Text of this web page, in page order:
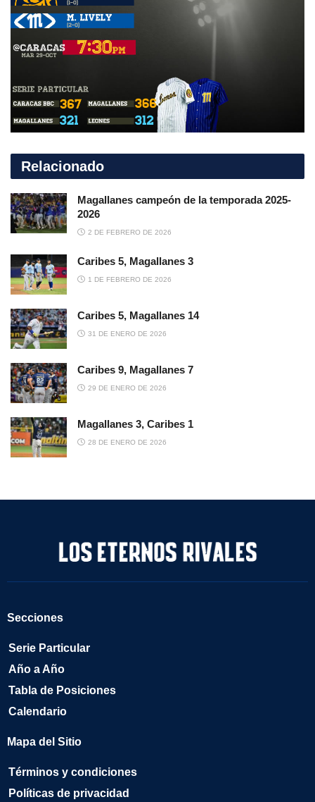
Relacionado
Magallanes campeón de la temporada 2025-
2026
2 DE FEBRERO DE 2026
Caribes 5, Magallanes 3
1 DE FEBRERO DE 2026
Caribes 5, Magallanes 14
31 DE ENERO DE 2026
Caribes 9, Magallanes 7
29 DE ENERO DE 2026
Magallanes 3, Caribes 1
28 DE ENERO DE 2026
Secciones
Serie Particular
Año a Año
Tabla de Posiciones
Calendario
Mapa del Sitio
Términos y condiciones
Políticas de privacidad